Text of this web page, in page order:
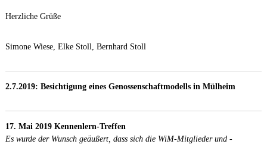
Herzliche Grüße
Simone Wiese, Elke Stoll, Bernhard Stoll
2.7.2019: Besichtigung eines Genossenschaftmodells in Mülheim
17. Mai 2019 Kennenlern-Treffen
Es wurde der Wunsch geäußert, dass sich die WiM-Mitglieder und -